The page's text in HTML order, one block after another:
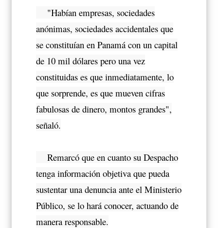
"Habían empresas, sociedades
anónimas, sociedades accidentales que
se constituían en Panamá con un capital
de 10 mil dólares pero una vez
constituidas es que inmediatamente, lo
que sorprende, es que mueven cifras
fabulosas de dinero, montos grandes",
señaló.
Remarcó que en cuanto su Despacho
tenga información objetiva que pueda
sustentar una denuncia ante el Ministerio
Público, se lo hará conocer, actuando de
manera responsable.